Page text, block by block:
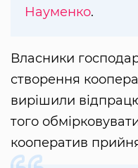
Науменко.
Власники
створення
вирішили
того
кооператив